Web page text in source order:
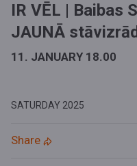
IR VĒL | Baibas
JAUNĀ
11. JANUARY 18.00
SATURDAY 2025
Share